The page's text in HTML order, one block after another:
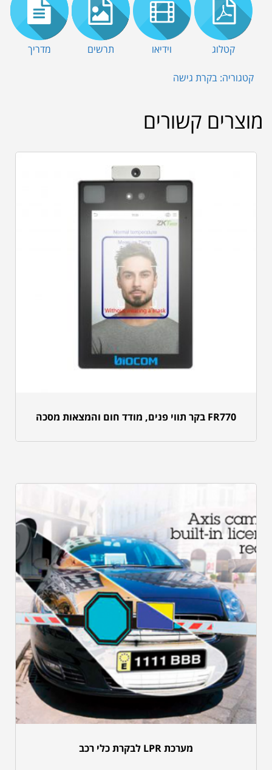
קטלוג וידיאו תרשים מדריך
קטגוריה: בקרת גישה
מוצרים קשורים
FR770 בקר תווי פנים, מודד חום והמצאות מסכה
מערכת LPR לבקרת כלי רכב